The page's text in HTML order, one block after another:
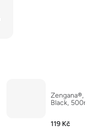
Zengana®,
Black,
119 Kč